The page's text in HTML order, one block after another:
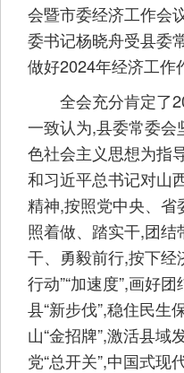
会暨市委经济工作会
委书记杨晓舟受县委
做好2024年经济工作
全会充分肯定了
一致认为,县委常委
色社会主义思想为指
和习近平总书记对山
精神,按照党中央、省
照着做、踏实干,团
干、勇毅前行,按下经
行动”“加速度”,画好
县“新步伐”,稳住民生
山“金招牌”,激活县域
党“总开关”,中国式现